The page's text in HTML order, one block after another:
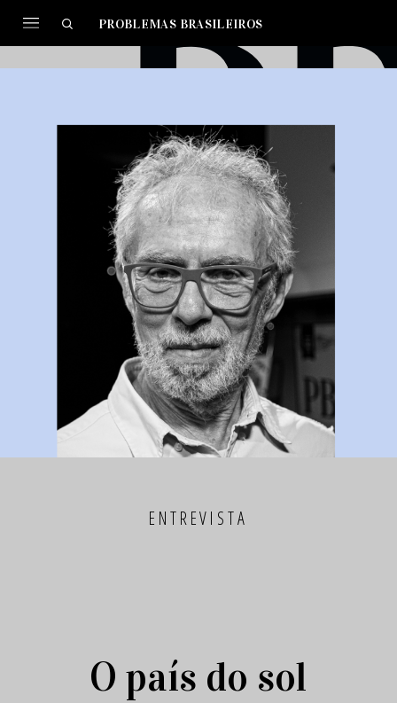
PROBLEMAS BRASILEIROS
ENTREVISTA
O país do sol